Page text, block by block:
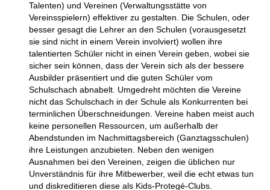
Talenten) und Vereinen (Verwaltungsstätte von
Vereinsspielern) effektiver zu gestalten. Die Schulen, oder
besser gesagt die Lehrer an den Schulen (vorausgesetzt
sie sind nicht in einem Verein involviert) wollen ihre
talentierten Schüler nicht in einen Verein geben, wobei sie
sicher sein können, dass der Verein sich als der bessere
Ausbilder präsentiert und die guten Schüler vom
Schulschach abnabelt. Umgedreht möchten die Vereine
nicht das Schulschach in der Schule als Konkurrenten bei
terminlichen Überschneidungen. Vereine haben meist auch
keine personellen Ressourcen, um außerhalb der
Abendstunden im Nachmittagsbereich (Ganztagsschulen)
ihre Leistungen anzubieten. Neben den wenigen
Ausnahmen bei den Vereinen, zeigen die üblichen nur
Unverständnis für ihre Mitbewerber, weil die echt etwas tun
und diskreditieren diese als Kids-Protegé-Clubs.